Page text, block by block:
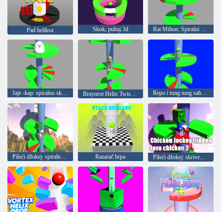
Pad heliksa Skok, puhaj 3d Rat Milton: Spiralni skok
Jaje -kap: spiralno skakanje Braynrot Helix Twishor Repo i tung tung sahur: spiralni skakanje
Pileći džokej: spiralni skakanje Razarač hrpa Pileći džokej: skrivena lava piletina 2